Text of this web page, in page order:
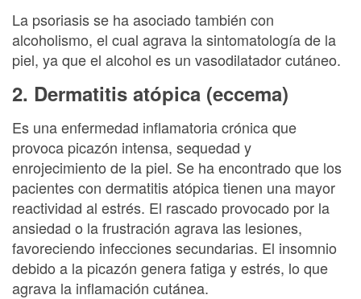
La psoriasis se ha asociado también con
alcoholismo, el cual agrava la sintomatología de la
piel, ya que el alcohol es un vasodilatador cutáneo.
2. Dermatitis atópica (eccema)
Es una enfermedad inflamatoria crónica que
provoca picazón intensa, sequedad y
enrojecimiento de la piel. Se ha encontrado que los
pacientes con dermatitis atópica tienen una mayor
reactividad al estrés. El rascado provocado por la
ansiedad o la frustración agrava las lesiones,
favoreciendo infecciones secundarias. El insomnio
debido a la picazón genera fatiga y estrés, lo que
agrava la inflamación cutánea.